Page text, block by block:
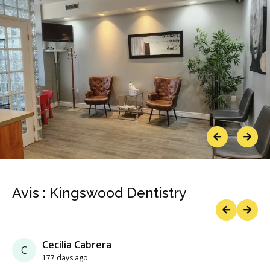
PreviousNext
Avis : Kingswood Dentistry
C Cecilia Cabrera
177 days ago